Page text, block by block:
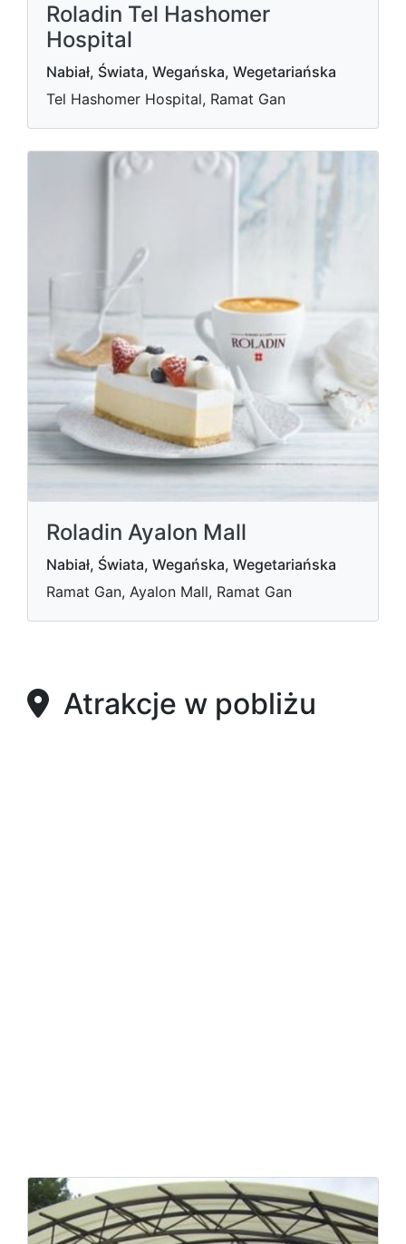
Roladin Tel Hashomer
Hospital
Nabiał, Świata, Wegańska, Wegetariańska
Tel Hashomer Hospital, Ramat Gan
Roladin Ayalon Mall
Nabiał, Świata, Wegańska, Wegetariańska
Ramat Gan, Ayalon Mall, Ramat Gan
Atrakcje w pobliżu